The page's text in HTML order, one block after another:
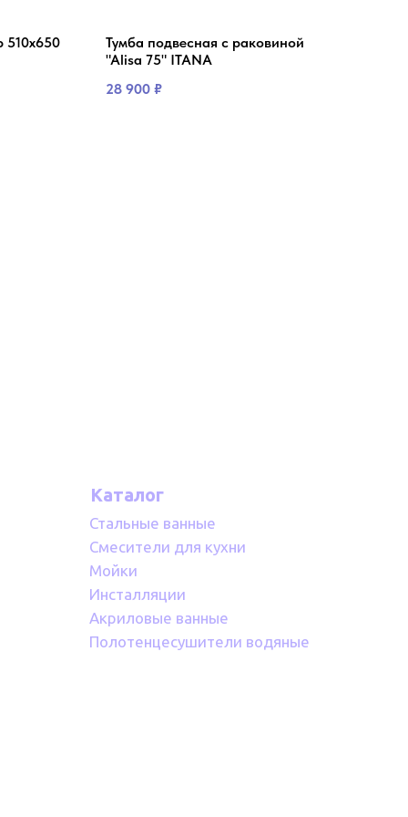
510х650
Тумба подвесная с раковиной
"Alisa 75" ITANA
28 900 ₽
Каталог
Стальные ванные
Смесители для кухни
Мойки
Инсталляции
Акриловые ванные
Полотенцесушители водяные